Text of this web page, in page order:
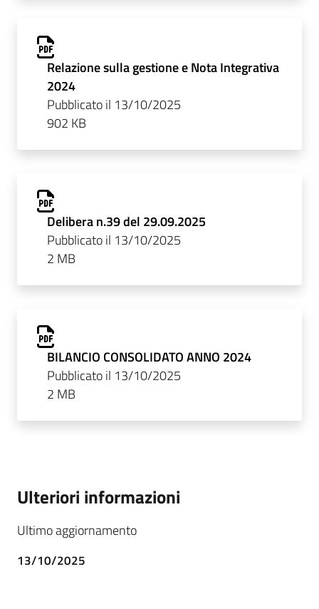
Relazione sulla gestione e Nota Integrativa
2024
Pubblicato il 13/10/2025
902 KB
Delibera n.39 del 29.09.2025
Pubblicato il 13/10/2025
2 MB
BILANCIO CONSOLIDATO ANNO 2024
Pubblicato il 13/10/2025
2 MB
Ulteriori informazioni
Ultimo aggiornamento
13/10/2025